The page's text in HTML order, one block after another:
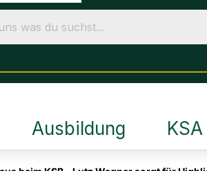
Ausbildung KSA